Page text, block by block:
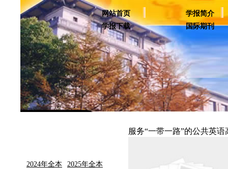
网站首页
学报简介
学报下载
国际期刊
2024年全本 2025年全本
服务“一带一路”的公共英